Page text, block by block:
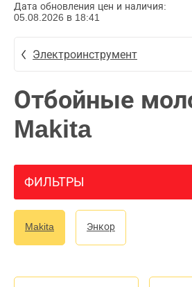
Дата обновления цен и наличия:
05.08.2026 в 18:41
Электроинструмент
Отбойные
Makita
ФИЛЬТРЫ
Makita Энкор